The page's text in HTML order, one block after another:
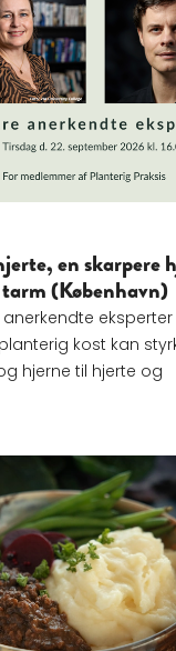
en skarpere
(København)
kost kan
hjerne til hjerte og
-